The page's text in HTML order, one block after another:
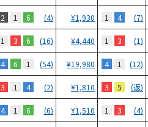
2 1 6 (4) ¥1,930 1 4 (7)
1 3 6 (16) ¥4,440 1 3 (1)
4 6 1 (54) ¥19,980 4 1 (12)
3 1 4 (2) ¥1,810 3 5 (返)
4 1 6 (6) ¥1,510 1 3 (4)